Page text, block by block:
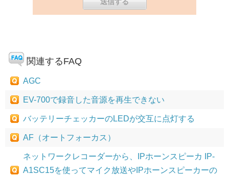
関連するFAQ
AGC
EV-700で録音した音源を再生できない
バッテリーチェッカーのLEDが交互に点灯する
AF（オートフォーカス）
ネットワークレコーダーから、IPホーンスピーカ IP-
A1SC15を使ってマイク放送やIPホーンスピーカーの